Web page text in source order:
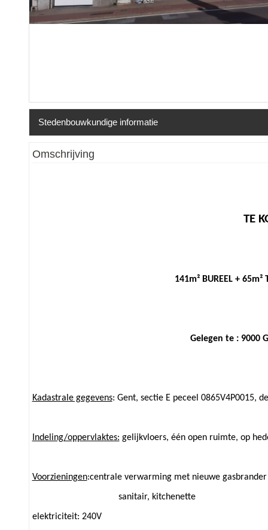
Stedenbouwkundige informatie
Erfgoed
Omschrijving
TE
141m² BUREEL +
Gelegen te : 9000
Kadastrale gegevens: Gent, sectie E peceel 0865V4P0015,
Indeling/oppervlaktes: gelijkvloers, één open ruimte, op
Voorzieningen:centrale verwarming met nieuwe gasbrander
sanitair, kitchenette
elektriciteit: 240V